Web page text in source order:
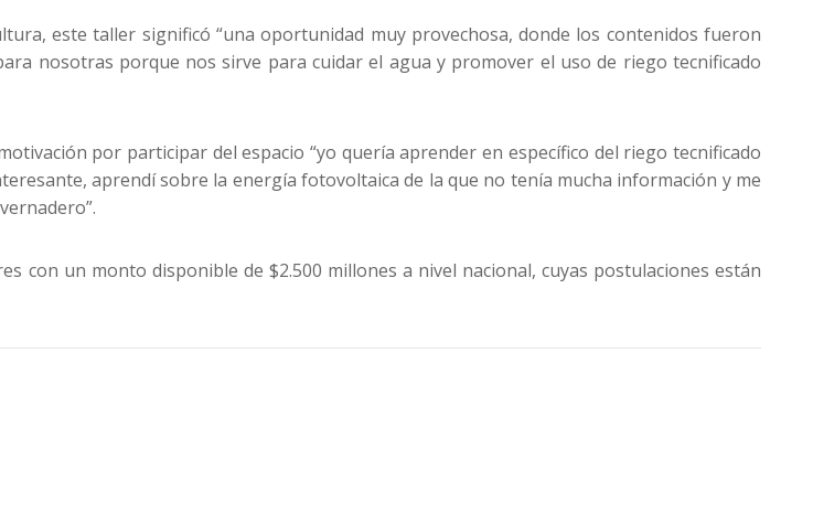
este taller significó “una oportunidad muy provechosa, donde los contenidos fueron
nosotras porque nos sirve para cuidar el agua y promover el uso de riego tecnificado
por participar del espacio “yo quería aprender en específico del riego tecnificado
aprendí sobre la energía fotovoltaica de la que no tenía mucha información y me
con un monto disponible de $2.500 millones a nivel nacional, cuyas postulaciones están